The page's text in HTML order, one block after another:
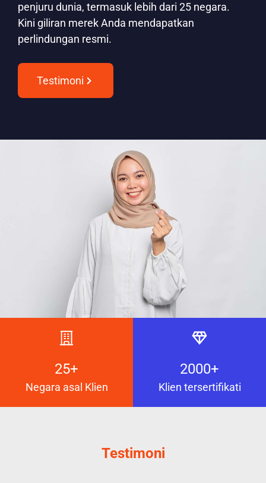
penjuru dunia, termasuk lebih dari 25 negara.
Kini giliran merek Anda mendapatkan
perlindungan resmi.
Testimoni
25+
Negara asal Klien
2000+
Klien tersertifikati
Testimoni